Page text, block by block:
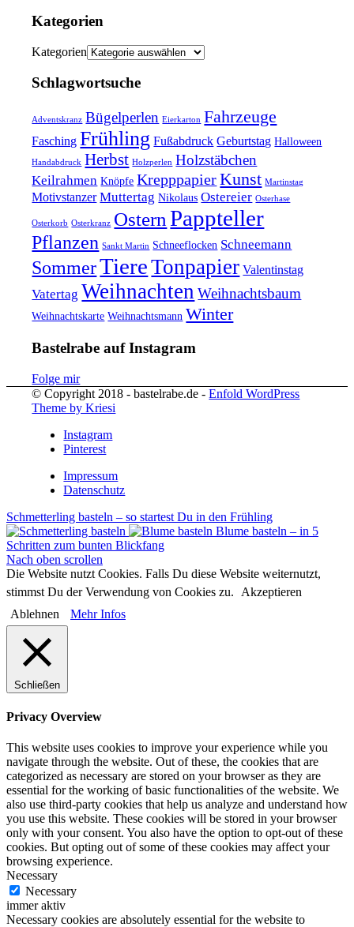
Kategorien
Kategorien
Schlagwortsuche
Adventskranz Bügelperlen Eierkarton Fahrzeuge
Fasching Frühling Fußabdruck Geburtstag Halloween
Handabdruck Herbst Holzperlen Holzstäbchen
Keilrahmen Knöpfe Krepppapier Kunst Martinstag
Motivstanzer Muttertag Nikolaus Ostereier Osterhase
Osterkorb Osterkranz Ostern Pappteller
Pflanzen Sankt Martin Schneeflocken Schneemann
SommerTiereTonpapier Valentinstag
Vatertag Weihnachten Weihnachtsbaum
Weihnachtskarte Weihnachtsmann Winter
Bastelrabe auf Instagram
Folge mir
© Copyright 2018 - bastelrabe.de -Enfold WordPress
Theme by Kriesi
Instagram
Pinterest
Impressum
Datenschutz
Schmetterling basteln – so startest Du in den Frühling
Blume basteln – in 5
Schritten zum bunten Blickfang
Nach oben scrollen
Die Website nutzt Cookies. Falls Du diese Website weiternutzt,
stimmst Du der Verwendung von Cookies zu.
Akzeptieren
Ablehnen
Mehr Infos
Schließen
Privacy Overview
This website uses cookies to improve your experience while you
navigate through the website. Out of these, the cookies that are
categorized as necessary are stored on your browser as they are
essential for the working of basic functionalities of the website. We
also use third-party cookies that help us analyze and understand how
you use this website. These cookies will be stored in your browser
only with your consent. You also have the option to opt-out of these
cookies. But opting out of some of these cookies may affect your
browsing experience.
Necessary
Necessary
immer aktiv
Necessary cookies are absolutely essential for the website to